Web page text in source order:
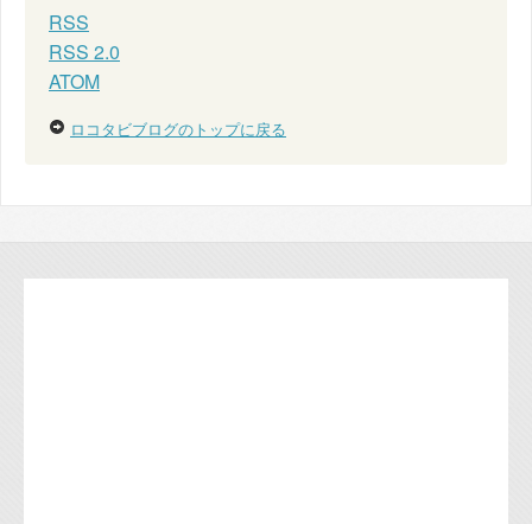
RSS
RSS 2.0
ATOM
ロコタビブログのトップに戻る